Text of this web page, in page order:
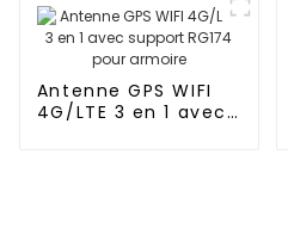
Antenne GPS WIFI
4G/LTE 3 en 1 avec